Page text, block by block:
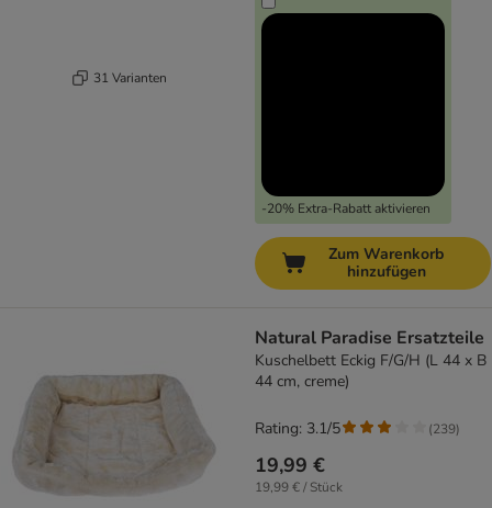
31 Varianten
-20% Extra-Rabatt aktivieren
Zum Warenkorb
hinzufügen
Natural Paradise Ersatzteile
Kuschelbett Eckig F/G/H (L 44 x B
44 cm, creme)
19,99 €
19,99 € / Stück
Rating: 3.1/5 (239)